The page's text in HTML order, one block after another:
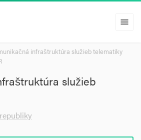
menu
infraštruktúra služieb telematiky
služieb